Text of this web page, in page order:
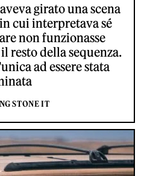
girato una scena
cui interpretava sé
non funzionasse
resto della sequenza.
ad essere stata
STONE IT